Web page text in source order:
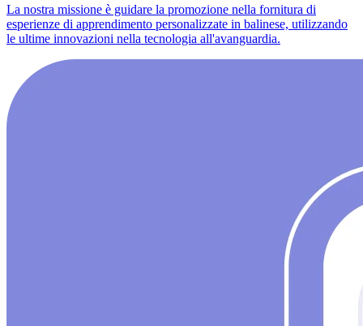
La nostra missione è guidare la promozione nella fornitura di
esperienze di apprendimento personalizzate in balinese, utilizzando
le ultime innovazioni nella tecnologia all'avanguardia.